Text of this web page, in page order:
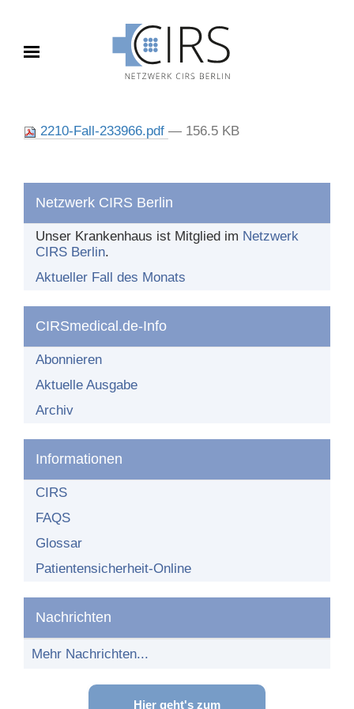
Toggle navigation
BERICHTEN
Was und wie berichten?
Nach dem Bericht
DAS NETZWERK
Organisationsstruktur
Teilnehmende Einrichtungen
Teilnehmer-Bereich
Teilnahme am Netzwerk
2210-Fall-233966.pdf — 156.5 KB
Netzwerk CIRS Berlin
Unser Krankenhaus ist Mitglied im Netzwerk
CIRS Berlin.
Aktueller Fall des Monats
CIRSmedical.de-Info
Abonnieren
Aktuelle Ausgabe
Archiv
Informationen
CIRS
FAQS
Glossar
Patientensicherheit-Online
Nachrichten
Mehr Nachrichten...
Hier geht's zum